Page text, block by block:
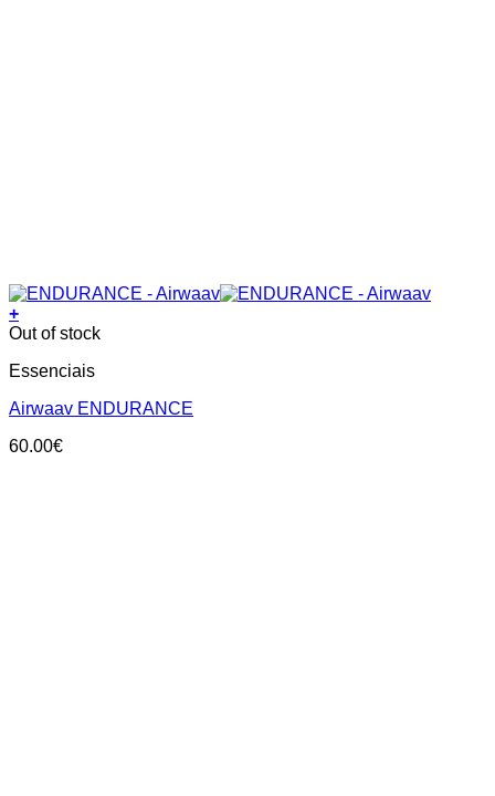
+
Out of stock
Essenciais
Airwaav ENDURANCE
60.00€